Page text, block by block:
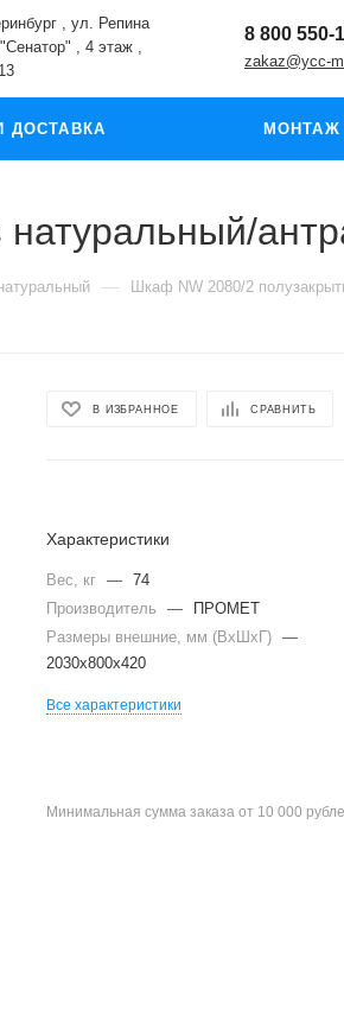
, ул. Репина
, 4 этаж ,
8 800 550-
zakaz@ycc-
ДОСТАВКА МОНТАЖ
— Шкаф NW 2080/2
В ИЗБРАННОЕ СРАВНИТЬ
Характеристики
Вес, кг —
74
Производитель
—
ПРОМЕТ
Размеры внешние, мм (ВхШхГ)
—
2030x800x420
Все характеристики
Минимальная сумма заказа от 10 000